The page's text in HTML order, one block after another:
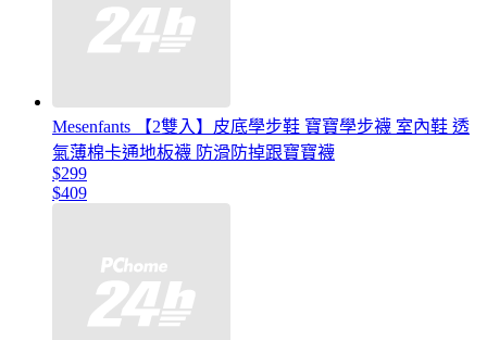
Mesenfants 【2雙入】皮底學步鞋 寶寶學步襪 室內鞋 透
氣薄棉卡通地板襪 防滑防掉跟寶寶襪
$299
$409